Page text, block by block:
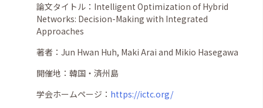
論文タイトル： Intelligent Optimization of Hybrid
Networks: Decision-Making with Integrated
Approaches
著者：Jun Hwan Huh, Maki Arai and Mikio Hasegawa
開催地：韓国・済州島
学会ホームページ： https://ictc.org/